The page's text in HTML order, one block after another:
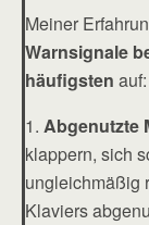
Meiner
Warnsignale
häufigsten auf:
1. Abgenutzte
klappern, sich
ungleichmäßig
Klaviers